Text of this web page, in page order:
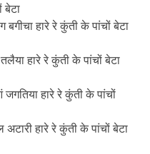
हारे रे कुंती के पांचों बेटा
हारे रे कुंती के पांचों बेटा
हारे रे कुंती के पांचों
हारे रे कुंती के पांचों बेटा